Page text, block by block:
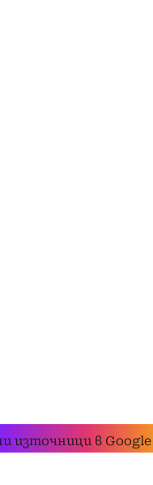
източници в Google